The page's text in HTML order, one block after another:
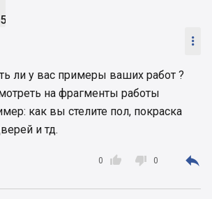

ли у вас примеры ваших работ ?
на фрагменты работы
как вы стелите пол, покраска
и тд.

0  0 